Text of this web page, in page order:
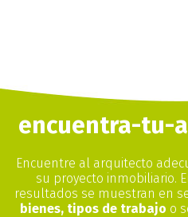
encuentra-tu-
Encuentre al arquitecto
su proyecto inmobiliario.
resultados se muestran en
bienes, tipos de trabajo o